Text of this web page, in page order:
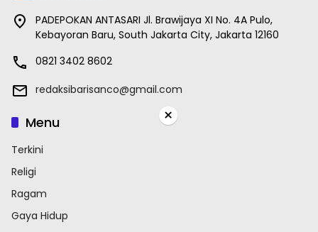
PADEPOKAN ANTASARI Jl. Brawijaya XI No. 4A Pulo,
Kebayoran Baru, South Jakarta City, Jakarta 12160
0821 3402 8602
redaksibarisanco@gmail.com
Menu
Terkini
Religi
Ragam
Gaya Hidup
×